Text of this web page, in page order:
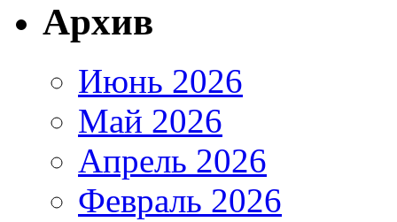
Архив
Июнь 2026
Май 2026
Апрель 2026
Февраль 2026